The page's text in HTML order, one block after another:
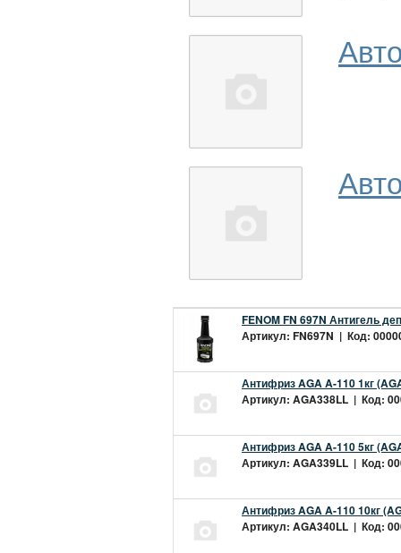
FENOM FN 697N Антигель
Артикул: FN697N | Код:
Антифриз AGA A-110 1кг
Артикул: AGA338LL | Код:
Антифриз AGA A-110 5кг
Артикул: AGA339LL | Код:
Антифриз AGA A-110 10кг
Артикул: AGA340LL | Код: